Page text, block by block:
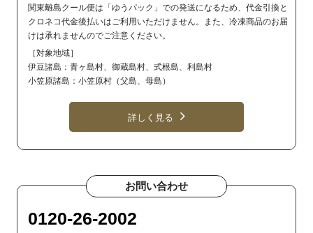
関東離島クール便は「ゆうパック」での発送になるため、代金引換と
クロネコ代金後払いはご利用いただけません。また、冷凍商品のお届
けは承れませんのでご注意ください。
［対象地域］
伊豆諸島：青ヶ島村、御蔵島村、式根島、利島村
小笠原諸島：小笠原村（父島、母島）
詳しく見る
お問い合わせ
0120-26-2002